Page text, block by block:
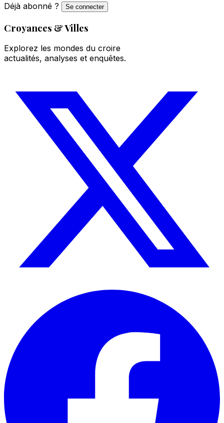
Déjà abonné ?
Se connecter
Croyances & Villes
Explorez les mondes du croire
actualités, analyses et enquêtes.